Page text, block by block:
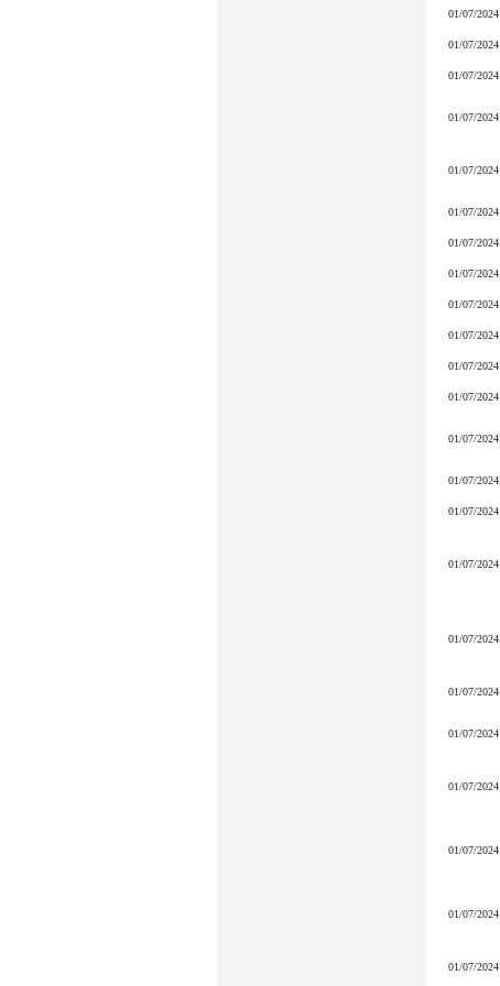
01/07/2024
01/07/2024
01/07/2024
01/07/2024
01/07/2024
01/07/2024
01/07/2024
01/07/2024
01/07/2024
01/07/2024
01/07/2024
01/07/2024
01/07/2024
01/07/2024
01/07/2024
01/07/2024
01/07/2024
01/07/2024
01/07/2024
01/07/2024
01/07/2024
01/07/2024
01/07/2024